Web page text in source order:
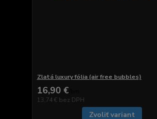
Zlatá luxury fólia (air free bubbles)
16,90 €
13,74 € bez DPH
Zvoliť variant